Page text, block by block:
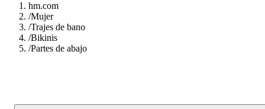
hm.com
/Mujer
/Trajes de bano
/Bikinis
/Partes de abajo